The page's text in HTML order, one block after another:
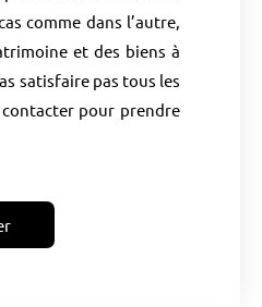
comme dans l’autre,
et des biens à
satisfaire pas tous les
pour prendre